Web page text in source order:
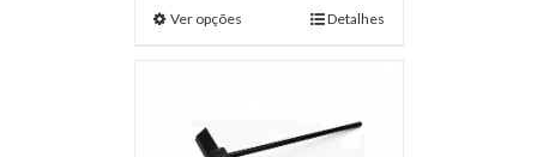
Ver opções Detalhes